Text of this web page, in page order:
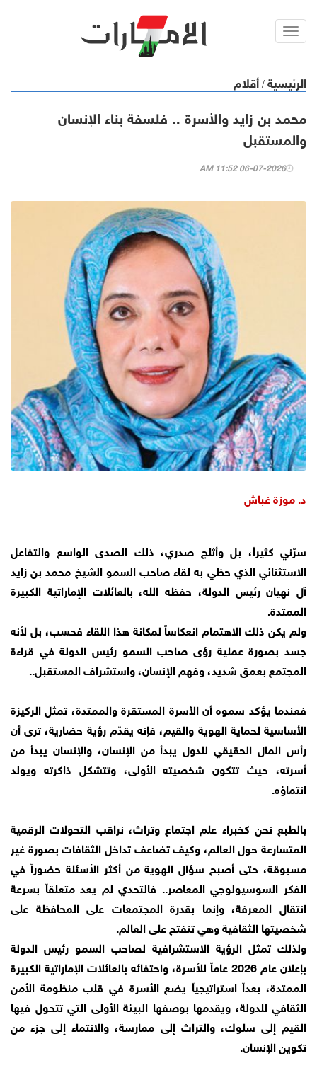
Toggl
الرئيسية / أقلام
محمد بن زايد والأسرة .. فلسفة بناء الإنسان
والمستقبل
06-07-2026 11:52 AM
د. موزة غباش
سرّني كثيراً، بل وأثلج صدري، ذلك الصدى الواسع والتفاعل
الاستثنائي الذي حظي به لقاء صاحب السمو الشيخ محمد بن زايد
آل نهيان رئيس الدولة، حفظه الله، بالعائلات الإماراتية الكبيرة
الممتدة.
ولم يكن ذلك الاهتمام انعكاساً لمكانة هذا اللقاء فحسب، بل لأنه
جسد بصورة عملية رؤى صاحب السمو رئيس الدولة في قراءة
المجتمع بعمق شديد، وفهم الإنسان، واستشراف المستقبل..
فعندما يؤكد سموه أن الأسرة المستقرة والممتدة، تمثل الركيزة
الأساسية لحماية الهوية والقيم، فإنه يقدّم رؤية حضارية، ترى أن
رأس المال الحقيقي للدول يبدأ من الإنسان، والإنسان يبدأ من
أسرته، حيث تتكون شخصيته الأولى، وتتشكل ذاكرته ويولد
انتماؤه.
بالطبع نحن كخبراء علم اجتماع وتراث، نراقب التحولات الرقمية
المتسارعة حول العالم، وكيف تضاعف تداخل الثقافات بصورة غير
مسبوقة، حتى أصبح سؤال الهوية من أكثر الأسئلة حضوراً في
الفكر السوسيولوجي المعاصر.. فالتحدي لم يعد متعلقاً بسرعة
انتقال المعرفة، وإنما بقدرة المجتمعات على المحافظة على
شخصيتها الثقافية وهي تنفتح على العالم.
ولذلك تمثل الرؤية الاستشرافية لصاحب السمو رئيس الدولة
بإعلان عام 2026 عاماً للأسرة، واحتفائه بالعائلات الإماراتية الكبيرة
الممتدة، بعداً استراتيجياً يضع الأسرة في قلب منظومة الأمن
الثقافي للدولة، ويقدمها بوصفها البيئة الأولى التي تتحول فيها
القيم إلى سلوك، والتراث إلى ممارسة، والانتماء إلى جزء من
تكوين الإنسان.